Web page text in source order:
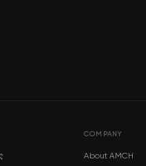
COMPANY
About AMCH